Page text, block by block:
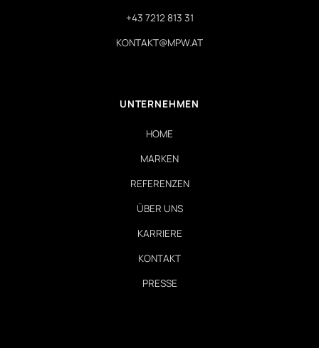
+43 7212 813 31
KONTAKT@MPW.AT
UNTERNEHMEN
HOME
MARKEN
REFERENZEN
ÜBER UNS
KARRIERE
KONTAKT
PRESSE